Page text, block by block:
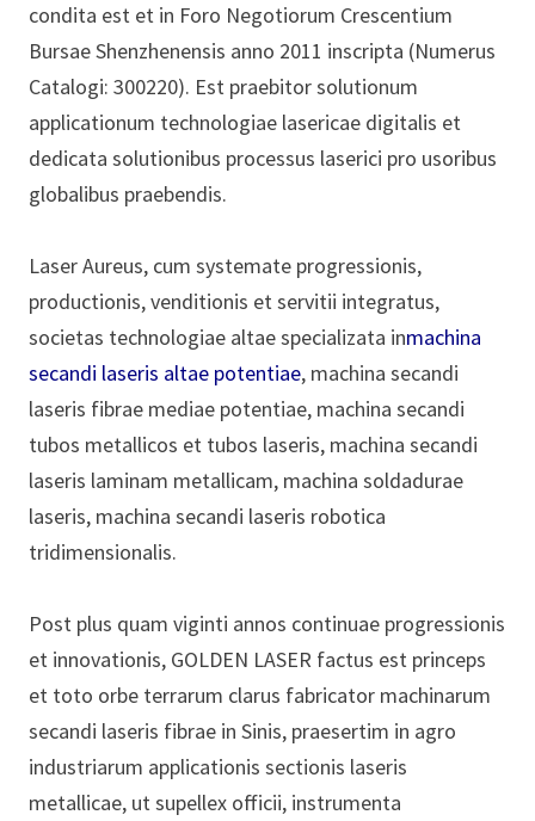
condita est et in Foro Negotiorum Crescentium
Bursae Shenzhenensis anno 2011 inscripta (Numerus
Catalogi: 300220). Est praebitor solutionum
applicationum technologiae lasericae digitalis et
dedicata solutionibus processus laserici pro usoribus
globalibus praebendis.
Laser Aureus, cum systemate progressionis,
productionis, venditionis et servitii integratus,
societas technologiae altae specializata inmachina
secandi laseris altae potentiae, machina secandi
laseris fibrae mediae potentiae, machina secandi
tubos metallicos et tubos laseris, machina secandi
laseris laminam metallicam, machina soldadurae
laseris, machina secandi laseris robotica
tridimensionalis.
Post plus quam viginti annos continuae progressionis
et innovationis, GOLDEN LASER factus est princeps
et toto orbe terrarum clarus fabricator machinarum
secandi laseris fibrae in Sinis, praesertim in agro
industriarum applicationis sectionis laseris
metallicae, ut supellex officii, instrumenta